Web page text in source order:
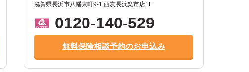
滋賀県長浜市八幡東町9-1 西友長浜楽市店1F
0120-140-529
無料保険相談予約のお申込み